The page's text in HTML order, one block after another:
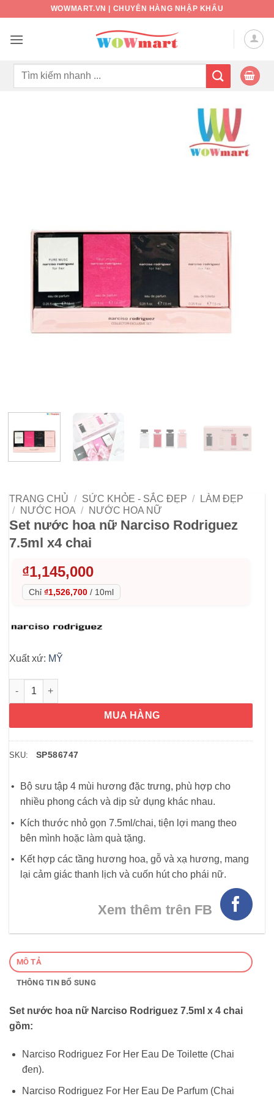
nội
WOWMART.VN | CHUYÊN HÀNG NHẬP KHẨU
Tìm
TRANG CHỦ / SỨC KHỎE - SẮC ĐẸP /
LÀM ĐẸP
/
NƯỚC HOA / NƯỚC HOA NỮ
Set nước hoa nữ Narciso Rodriguez
7.5ml x4 chai
₫1,145,000
Chỉ ₫1,526,700 / 10ml
Xuất xứ: MỸ
Set nước hoa nữ Narciso Rodriguez 7.5ml x4 chai số lượng
MUA HÀNG
SKU: SP586747
Bộ sưu tập 4 mùi hương đặc trưng, phù hợp cho
nhiều phong cách và dịp sử dụng khác nhau.
Kích thước nhỏ gọn 7.5ml/chai, tiện lợi mang theo
bên mình hoặc làm quà tặng.
Kết hợp các tầng hương hoa, gỗ và xạ hương, mang
lại cảm giác thanh lịch và cuốn hút cho phái nữ.
Xem thêm trên FB
MÔ TẢ
THÔNG TIN BỔ SUNG
Set nước hoa nữ Narciso Rodriguez 7.5ml x 4 chai
gồm:
Narciso Rodriguez For Her Eau De Toilette (Chai
đen).
Narciso Rodriguez For Her Eau De Parfum (Chai